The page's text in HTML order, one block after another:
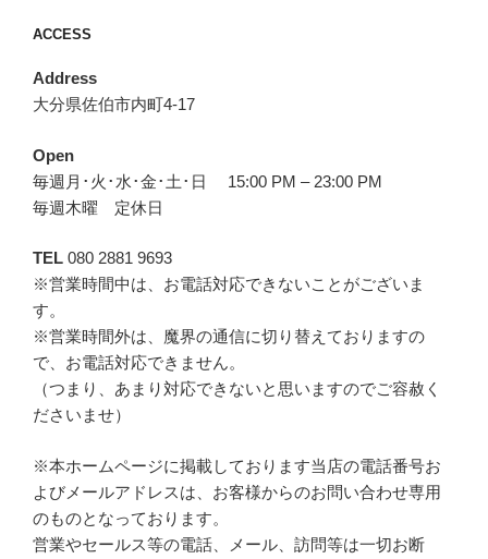
ACCESS
Address
大分県佐伯市内町4-17
Open
毎週月･火･水･金･土･日 15:00 PM – 23:00 PM
毎週木曜 定休日
TEL 080 2881 9693
※営業時間中は、お電話対応できないことがございま
す。
※営業時間外は、魔界の通信に切り替えておりますの
で、お電話対応できません。
（つまり、あまり対応できないと思いますのでご容赦く
ださいませ）
※本ホームページに掲載しております当店の電話番号お
よびメールアドレスは、お客様からのお問い合わせ専用
のものとなっております。
営業やセールス等の電話、メール、訪問等は一切お断